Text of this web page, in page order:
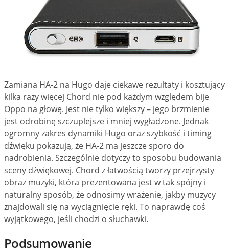
Zamiana HA-2 na Hugo daje ciekawe rezultaty i kosztujący
kilka razy więcej Chord nie pod każdym względem bije
Oppo na głowę. Jest nie tylko większy – jego brzmienie
jest odrobinę szczuplejsze i mniej wygładzone. Jednak
ogromny zakres dynamiki Hugo oraz szybkość i timing
dźwięku pokazują, że HA-2 ma jeszcze sporo do
nadrobienia. Szczególnie dotyczy to sposobu budowania
sceny dźwiękowej. Chord z łatwością tworzy przejrzysty
obraz muzyki, która prezentowana jest w tak spójny i
naturalny sposób, że odnosimy wrażenie, jakby muzycy
znajdowali się na wyciągnięcie ręki. To naprawdę coś
wyjątkowego, jeśli chodzi o słuchawki.
Podsumowanie